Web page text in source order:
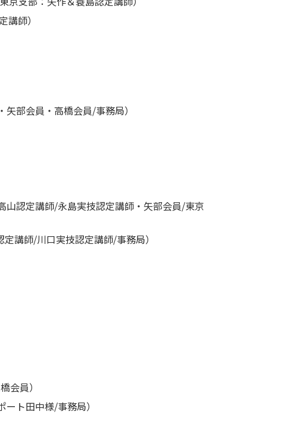
師）
部会員・高橋会員/事務局）
山認定講師/永島実技認定講師・矢部会員/東京
講師/川口実技認定講師/事務局）
会員）
ト田中様/事務局）